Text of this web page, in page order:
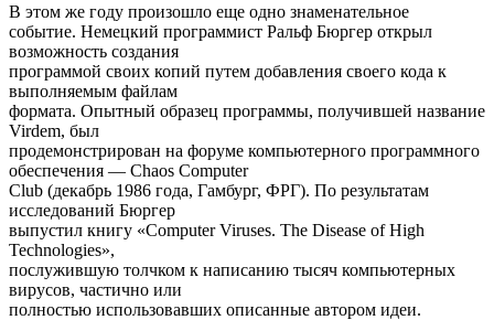
В этом же году произошло еще одно знаменательное
событие. Немецкий программист Ральф Бюргер открыл
возможность создания
программой своих копий путем добавления своего кода к
выполняемым файлам
формата. Опытный образец программы, получившей название
Virdem, был
продемонстрирован на форуме компьютерного программного
обеспечения — Chaos Computer
Club (декабрь 1986 года, Гамбург, ФРГ). По результатам
исследований Бюргер
выпустил книгу «Computer Viruses. The Disease of High
Technologies»,
послужившую толчком к написанию тысяч компьютерных
вирусов, частично или
полностью использовавших описанные автором идеи.